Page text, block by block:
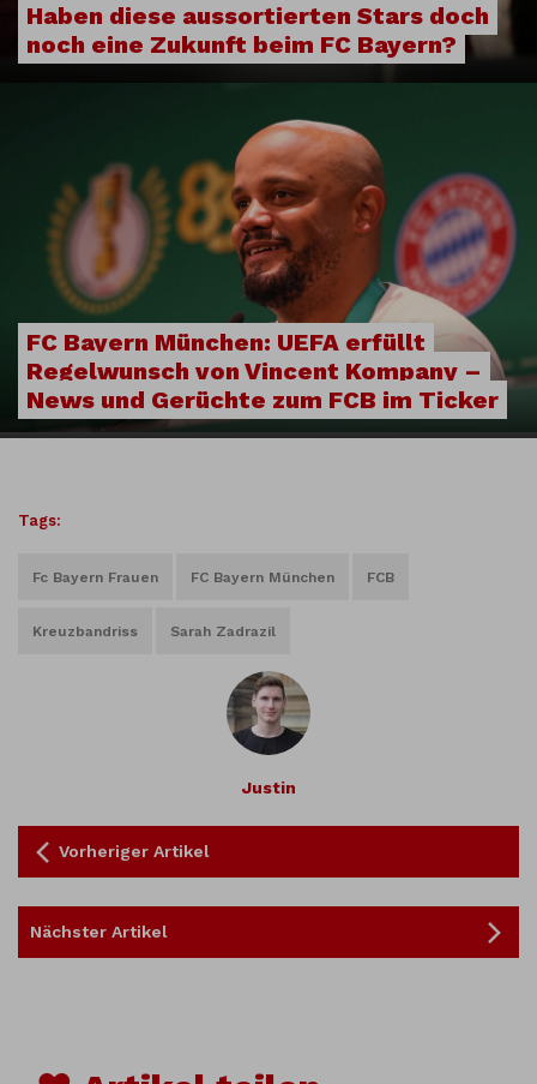
Haben diese aussortierten Stars doch
noch eine Zukunft beim FC Bayern?
FC Bayern München: UEFA erfüllt
Regelwunsch von Vincent Kompany –
News und Gerüchte zum FCB im Ticker
Tags:
Fc Bayern Frauen FC Bayern München FCB
Kreuzbandriss Sarah Zadrazil
Justin
Vorheriger Artikel
Nächster Artikel